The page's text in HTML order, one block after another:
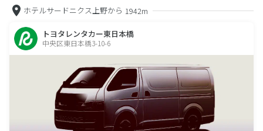
ホテルサードニクス上野から 1942m
トヨタレンタカー東日本橋
中央区東日本橋3-10-6